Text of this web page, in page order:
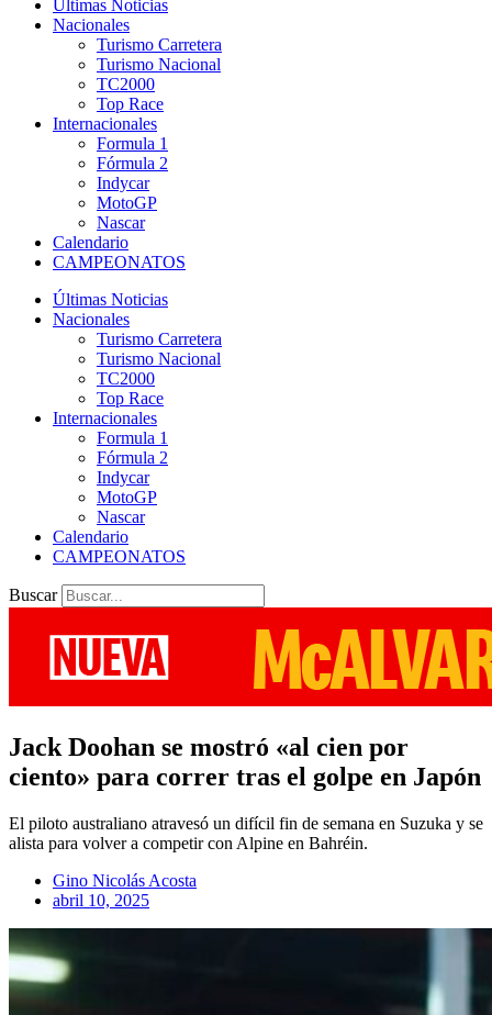
Últimas Noticias
Nacionales
Turismo Carretera
Turismo Nacional
TC2000
Top Race
Internacionales
Formula 1
Fórmula 2
Indycar
MotoGP
Nascar
Calendario
CAMPEONATOS
Últimas Noticias
Nacionales
Turismo Carretera
Turismo Nacional
TC2000
Top Race
Internacionales
Formula 1
Fórmula 2
Indycar
MotoGP
Nascar
Calendario
CAMPEONATOS
Buscar
Jack Doohan se mostró «al cien por
ciento» para correr tras el golpe en Japón
El piloto australiano atravesó un difícil fin de semana en Suzuka y se
alista para volver a competir con Alpine en Bahréin.
Gino Nicolás Acosta
abril 10, 2025